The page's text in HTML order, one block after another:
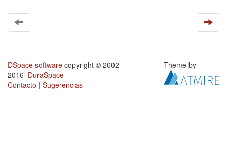
DSpace software copyright © 2002-
2016 DuraSpace
Contacto | Sugerencias
Theme by